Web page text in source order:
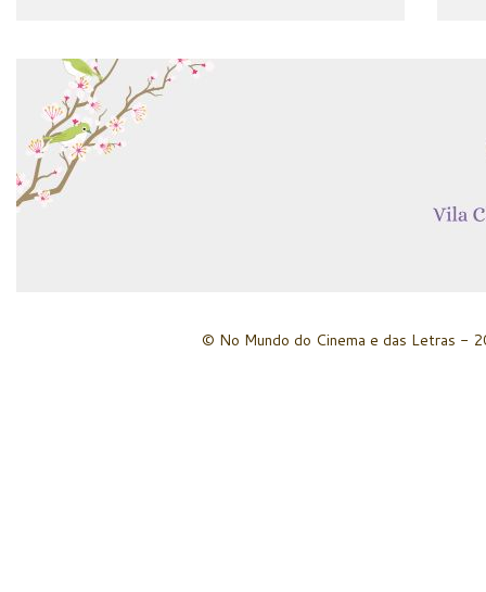
© No Mundo do Cinema e das Letras -